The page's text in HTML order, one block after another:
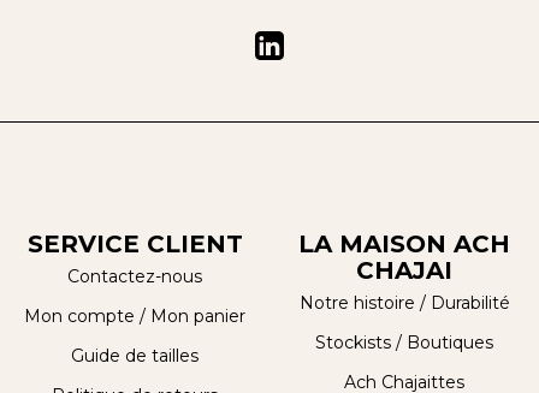
SERVICE CLIENT
Contactez-nous
Mon compte / Mon panier
Guide de tailles
LA MAISON ACH
CHAJAI
Notre histoire / Durabilité
Stockists / Boutiques
Ach Chajaittes